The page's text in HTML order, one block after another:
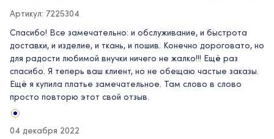
Артикул: 7225304
Спасибо! Все замечательно: и обслуживание, и быстрота
доставки, и изделие, и ткань, и пошив. Конечно дороговато, но
для радости любимой внучки ничего не жалко!!! Ещё раз
спасибо. Я теперь ваш клиент, но не обещаю частые заказы.
Ещё я купила платье замечательное. Там слово в слово
просто повторю этот свой отзыв.
04 декабря 2022